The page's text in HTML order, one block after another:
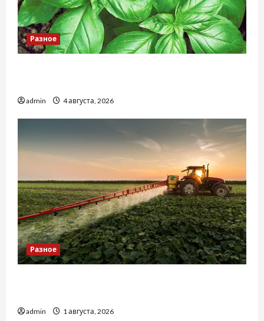
Разное
admin 4 августа, 2026
Разное
admin 1 августа, 2026